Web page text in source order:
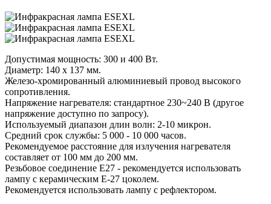
Допустимая мощность: 300 и 400 Вт.
Диаметр: 140 x 137 мм.
Железо-хромированный алюминиевый провод высокого
сопротивления.
Напряжение нагревателя: стандартное 230~240 В (другое
напряжение доступно по запросу).
Используемый диапазон длин волн: 2-10 микрон.
Средний срок службы: 5 000 - 10 000 часов.
Рекомендуемое расстояние для излучения нагревателя
составляет от 100 мм до 200 мм.
Резьбовое соединение E27 - рекомендуется использовать
лампу с керамическим E-27 цоколем.
Рекомендуется использовать лампу с рефлектором.